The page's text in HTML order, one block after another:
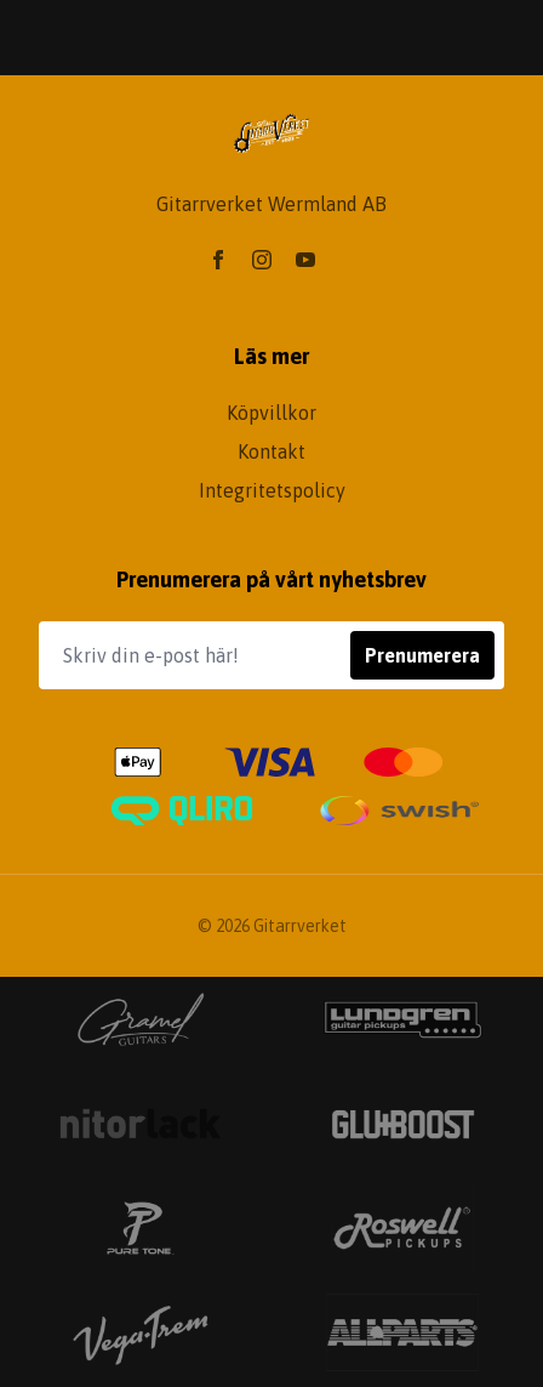
Gitarrverket Wermland AB
Läs mer
Köpvillkor
Kontakt
Integritetspolicy
Prenumerera på vårt nyhetsbrev
Prenumerera
© 2026 Gitarrverket